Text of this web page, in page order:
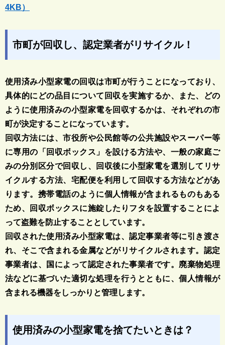
4KB）
市町が回収し、認定業者がリサイクル！
使用済み小型家電の回収は市町が行うことになっており、
具体的にどの品目について回収を実施するか、また、どの
ように使用済みの小型家電を回収するかは、それぞれの市
町が決定することになっています。
回収方法には、市役所や公民館等の公共施設やスーパー等
に専用の「回収ボックス」を設ける方法や、一般の家庭ご
みの分別区分で回収し、回収後に小型家電を選別してリサ
イクルする方法、宅配便を利用して回収する方法などがあ
ります。携帯電話のように個人情報が含まれるものもある
ため、回収ボックスに施錠したりフタを設置することによ
って盗難を防止することとしています。
回収された使用済み小型家電は、認定事業者等に引き渡さ
れ、そこで含まれる金属などがリサイクルされます。認定
事業者は、国によって認定された事業者です。廃棄物処理
法などに基づいた適切な処理を行うとともに、個人情報が
含まれる機器をしっかりと管理します。
使用済みの小型家電を捨てたいときは？